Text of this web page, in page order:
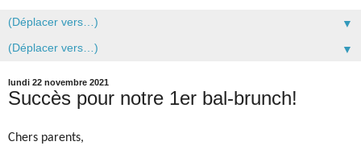
▼
▼
lundi 22 novembre 2021
Succès pour notre 1er bal-brunch!
Chers parents,